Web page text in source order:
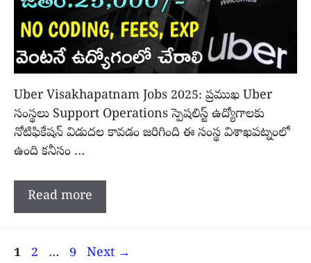
Uber Visakhapatnam Jobs 2025: ప్రముఖ Uber
సంస్థలు Support Operations స్పెషలిస్ట్ ఉద్యోగాలకు
నోటిఫికేషన్ విడుదల కావడం జరిగింది ఈ సంస్థ విశాఖపట్నంలో
ఉంది కనీసం …
Read more
Page
1 Page
2 … Page
9 Next →